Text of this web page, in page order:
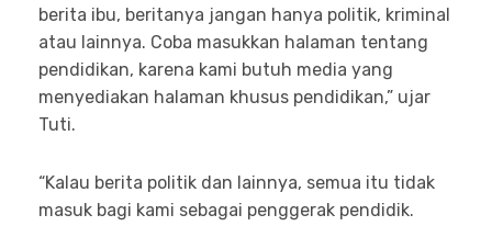
berita ibu, beritanya jangan hanya politik, kriminal
atau lainnya. Coba masukkan halaman tentang
pendidikan, karena kami butuh media yang
menyediakan halaman khusus pendidikan,” ujar
Tuti.
“Kalau berita politik dan lainnya, semua itu tidak
masuk bagi kami sebagai penggerak pendidik.